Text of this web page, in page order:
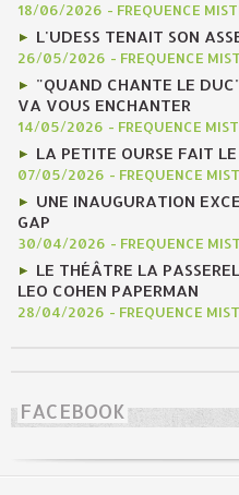
18/06/2026 - FREQUENCE
L'UDESS TENAIT SON
26/05/2026 - FREQUENCE
"QUAND CHANTE LE
VA VOUS ENCHANTER
14/05/2026 - FREQUENCE
LA PETITE OURSE FAIT
07/05/2026 - FREQUENCE
UNE INAUGURATION
GAP
30/04/2026 - FREQUENCE
LE THÉÂTRE LA
LEO COHEN PAPERMAN
28/04/2026 - FREQUENCE
FACEBOOK